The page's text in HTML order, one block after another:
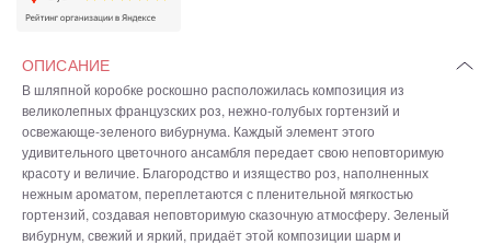
ОПИСАНИЕ
В шляпной коробке роскошно расположилась композиция из
великолепных французских роз, нежно-голубых гортензий и
освежающе-зеленого вибурнума. Каждый элемент этого
удивительного цветочного ансамбля передает свою неповторимую
красоту и величие. Благородство и изящество роз, наполненных
нежным ароматом, переплетаются с пленительной мягкостью
гортензий, создавая неповторимую сказочную атмосферу. Зеленый
вибурнум, свежий и яркий, придаёт этой композиции шарм и